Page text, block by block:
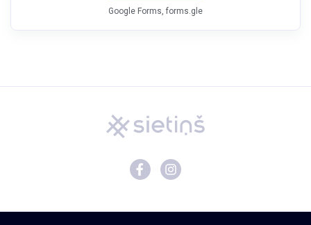
Google Forms, forms.gle